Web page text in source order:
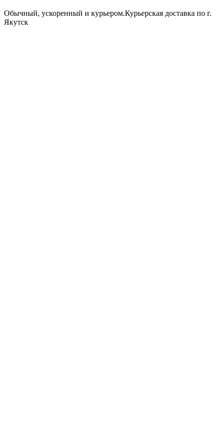
Обычный, ускоренный и курьером.Курьерская доставка по г.
Якутск